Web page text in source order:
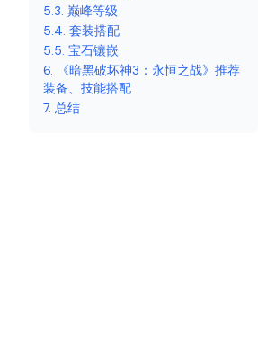
5.3. 巅峰等级
5.4. 套装搭配
5.5. 宝石镶嵌
6. 《暗黑破坏神3：永恒之战》推荐
装备、技能搭配
7. 总结